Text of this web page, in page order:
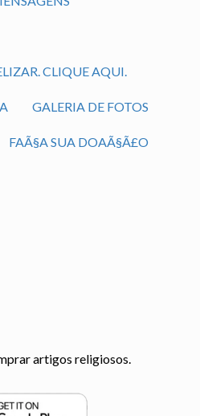
CLIQUE AQUI.
GALERIA DE FOTOS
FAÃ§A SUA DOAÃ§Ã£O
artigos religiosos.